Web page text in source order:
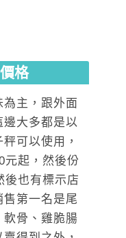
格
主，跟外面
邊大多都是以
可以使用，
元起，然後份
後也有標示店
第一名是尾
骨、雞脆腸